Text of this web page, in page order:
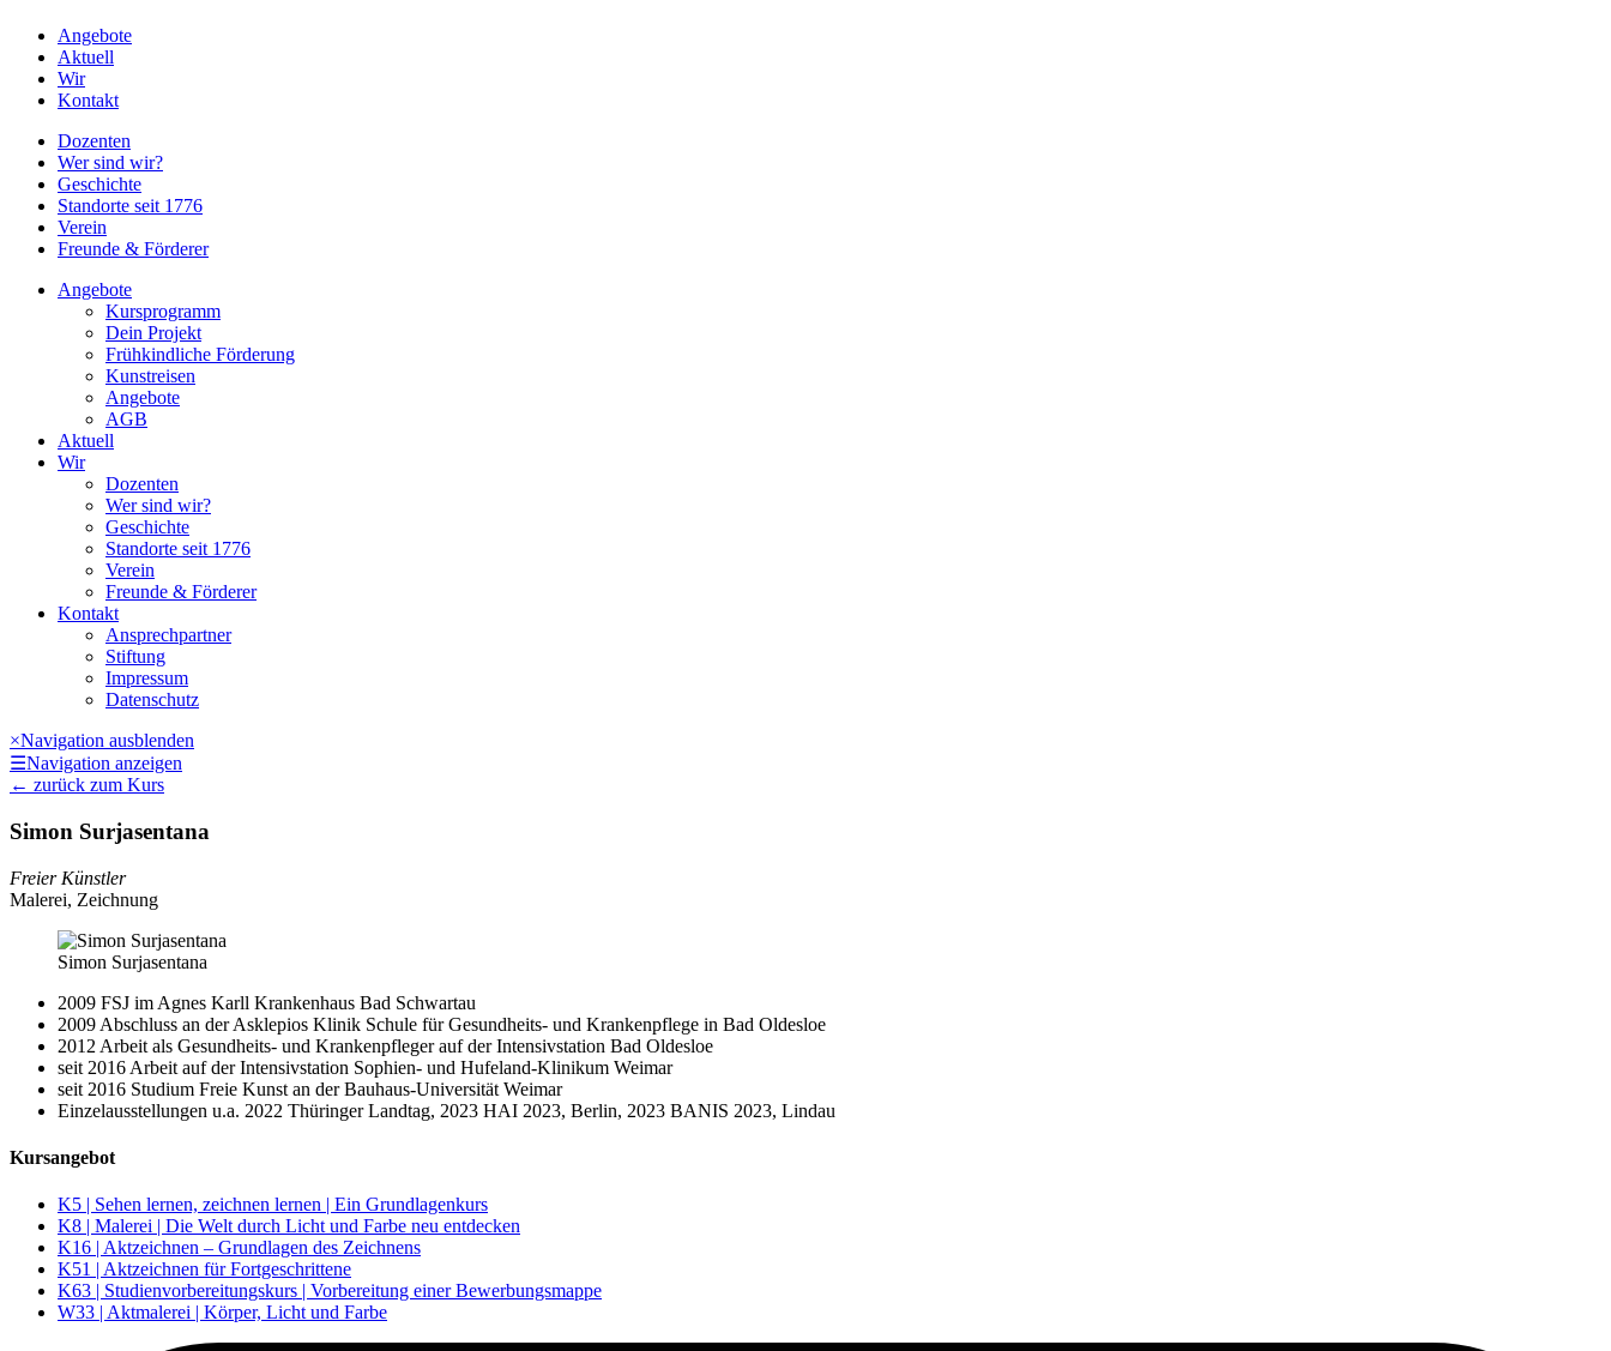
Angebote
Aktuell
Wir
Kontakt
Dozenten
Wer sind wir?
Geschichte
Standorte seit 1776
Verein
Freunde & Förderer
Angebote
Kursprogramm
Dein Projekt
Frühkindliche Förderung
Kunstreisen
Angebote
AGB
Aktuell
Wir
Dozenten
Wer sind wir?
Geschichte
Standorte seit 1776
Verein
Freunde & Förderer
Kontakt
Ansprechpartner
Stiftung
Impressum
Datenschutz
×Navigation ausblenden
☰Navigation anzeigen
← zurück zum Kurs
Simon Surjasentana
Freier Künstler
Malerei, Zeichnung
Simon Surjasentana
2009 FSJ im Agnes Karll Krankenhaus Bad Schwartau
2009 Abschluss an der Asklepios Klinik Schule für Gesundheits- und Krankenpflege in Bad Oldesloe
2012 Arbeit als Gesundheits- und Krankenpfleger auf der Intensivstation Bad Oldesloe
seit 2016 Arbeit auf der Intensivstation Sophien- und Hufeland-Klinikum Weimar
seit 2016 Studium Freie Kunst an der Bauhaus-Universität Weimar
Einzelausstellungen u.a. 2022 Thüringer Landtag, 2023 HAI 2023, Berlin, 2023 BANIS 2023, Lindau
Kursangebot
K5 | Sehen lernen, zeichnen lernen | Ein Grundlagenkurs
K8 | Malerei | Die Welt durch Licht und Farbe neu entdecken
K16 | Aktzeichnen – Grundlagen des Zeichnens
K51 | Aktzeichnen für Fortgeschrittene
K63 | Studienvorbereitungskurs | Vorbereitung einer Bewerbungsmappe
W33 | Aktmalerei | Körper, Licht und Farbe